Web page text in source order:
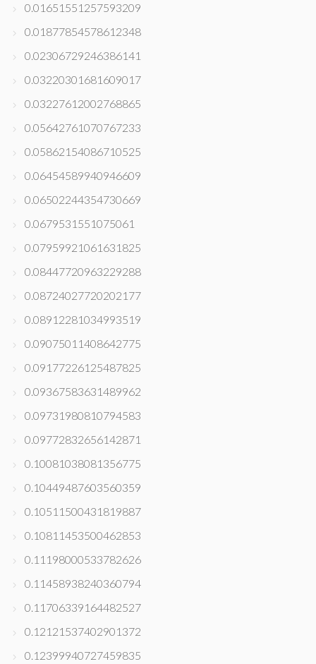
0.01651551257593209
0.01877854578612348
0.02306729246386141
0.03220301681609017
0.03227612002768865
0.05642761070767233
0.05862154086710525
0.06454589940946609
0.06502244354730669
0.0679531551075061
0.07959921061631825
0.08447720963229288
0.08724027720202177
0.08912281034993519
0.09075011408642775
0.09177226125487825
0.09367583631489962
0.09731980810794583
0.09772832656142871
0.10081038081356775
0.10449487603560359
0.10511500431819887
0.10811453500462853
0.11198000533782626
0.11458938240360794
0.11706339164482527
0.12121537402901372
0.12399940727459835